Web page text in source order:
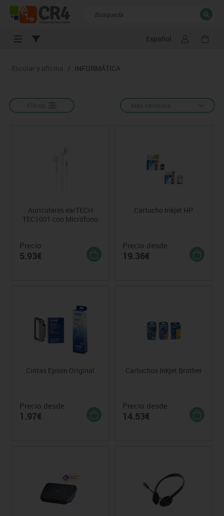
Español
Resultados de la búsqueda CERRAR
Escolar y oficina / INFORMÁTICA
Filtros Más vendidos
Auriculares earTECH
TEC1001 con Micrófono
Precio
5.93€
Cartucho Inkjet HP
Precio desde
19.36€
Cintas Epson Original
Precio desde
1.97€
Cartuchos Inkjet Brother
Precio desde
14.53€